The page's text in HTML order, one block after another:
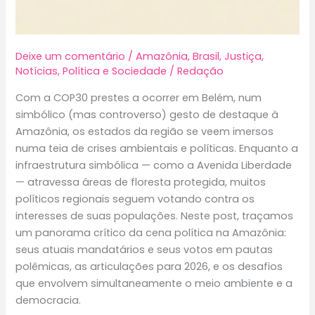
Deixe um comentário /Amazônia,Brasil,Justiça,
Notícias,Política e Sociedade /Redação
Com a COP30 prestes a ocorrer em Belém, num
simbólico (mas controverso) gesto de destaque à
Amazônia, os estados da região se veem imersos
numa teia de crises ambientais e políticas. Enquanto a
infraestrutura simbólica — como a Avenida Liberdade
— atravessa áreas de floresta protegida, muitos
políticos regionais seguem votando contra os
interesses de suas populações. Neste post, traçamos
um panorama crítico da cena política na Amazônia:
seus atuais mandatários e seus votos em pautas
polêmicas, as articulações para 2026, e os desafios
que envolvem simultaneamente o meio ambiente e a
democracia.